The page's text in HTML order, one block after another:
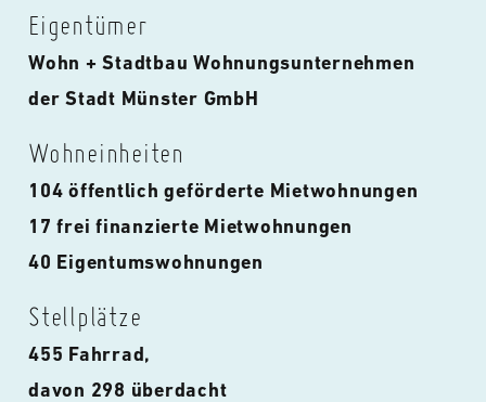
Eigentümer
Wohn + Stadtbau Wohnungsunternehmen
der Stadt Münster GmbH
Wohneinheiten
104 öffentlich geförderte Mietwohnungen
17 frei finanzierte Mietwohnungen
40 Eigentumswohnungen
Stellplätze
455 Fahrrad,
davon 298 überdacht